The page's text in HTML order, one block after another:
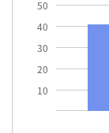
10
20
30
40
50